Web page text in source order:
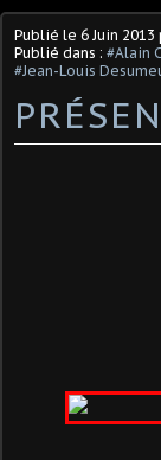
Publié le 6 Juin 2013
Publié dans : #Alain
#Jean-Louis